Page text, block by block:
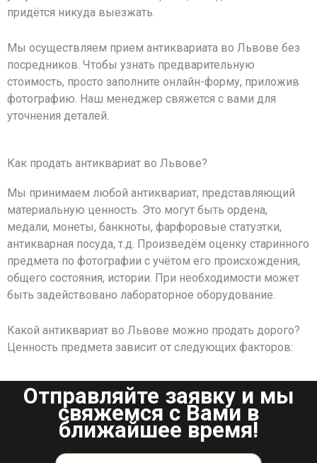
придётся никуда выезжать.
Мы осуществляем прием антиквариата во Львове без
посредников. Чтобы узнать предварительную
стоимость, просто заполните онлайн-форму, приложив
фотографию. Наш менеджер свяжется с вами для
уточнения деталей.
Как продать антиквариат во Львове?
Мы принимаем любой антиквариат, представляющий
материальную ценность. Это могут быть ордена,
медали, монеты, банкноты, фарфоровые статуэтки,
антикварная посуда, т.д. Произведём оценку старинного
предмета по фотографии с учётом его происхождения,
общего состояния, истории. При необходимости может
быть задействовано лабораторное оборудование.
Какой антиквариат во Львове можно продать дорого?
Ценность предмета зависит от следующих факторов:
Отправляйте заявку и мы
свяжемся с Вами в
ближайшее время!